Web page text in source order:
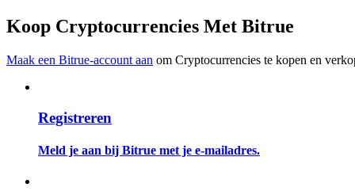
Informatie
Koop Cryptocurrencies Met Bitrue
Maak een Bitrue-account aan om Cryptocurrencies te kopen en
Registreren
Meld je aan bij Bitrue met je e-mailadres.